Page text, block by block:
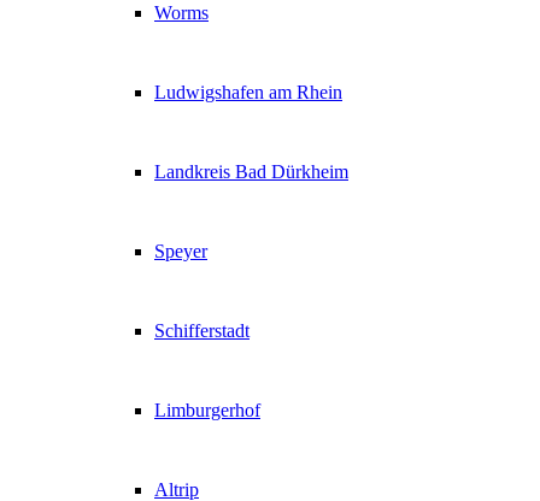
Worms
Ludwigshafen am Rhein
Landkreis Bad Dürkheim
Speyer
Schifferstadt
Limburgerhof
Altrip